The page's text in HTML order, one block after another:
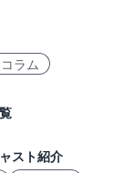
ラム
スト紹介